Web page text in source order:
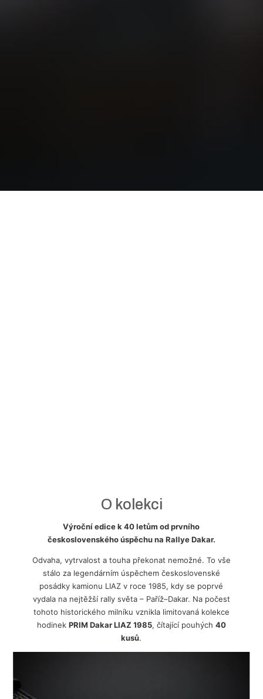
O kolekci
Výroční edice k 40 letům od prvního
československého úspěchu na Rallye Dakar.
Odvaha, vytrvalost a touha překonat nemožné. To vše
stálo za legendárním úspěchem československé
posádky kamionu LIAZ v roce 1985, kdy se poprvé
vydala na nejtěžší rally světa – Paříž–Dakar. Na počest
tohoto historického milníku vznikla limitovaná kolekce
hodinek PRIM Dakar LIAZ 1985, čítající pouhých 40
kusů.